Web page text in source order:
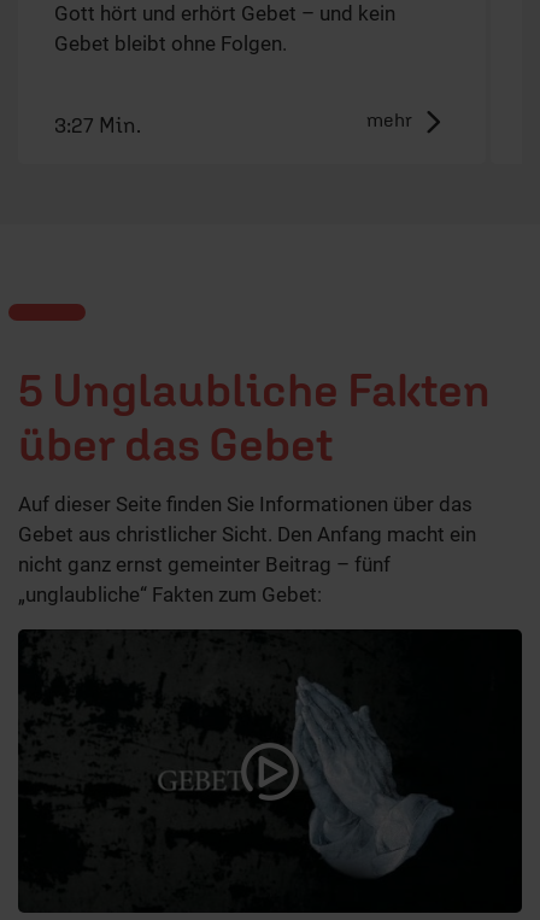
Gott hört und erhört Gebet – und kein
Gebet bleibt ohne Folgen.
mehr
3:27 Min.
5 Unglaubliche Fakten
über das Gebet
Auf dieser Seite finden Sie Informationen über das
Gebet aus christlicher Sicht. Den Anfang macht ein
nicht ganz ernst gemeinter Beitrag – fünf
„unglaubliche“ Fakten zum Gebet: